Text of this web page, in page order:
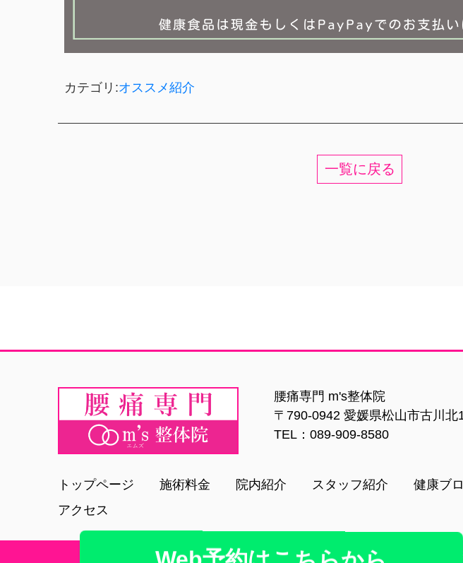
カテゴリ:オススメ紹介
一覧に戻る
腰痛専門 m's整体院
〒790-0942 愛媛県松山市古川北
TEL：089-909-8580
トップページ 施術料金 院内紹介 スタッフ紹介 健康ブ
アクセス
Copyright © 2026